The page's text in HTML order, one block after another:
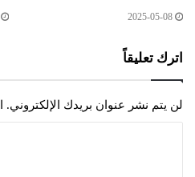
2025-05-08
اترك تعليقاً
لن يتم نشر عنوان بريدك الإلكتروني.